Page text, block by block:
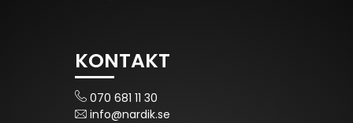
KONTAKT
070 681 11 30
info@nardik.se